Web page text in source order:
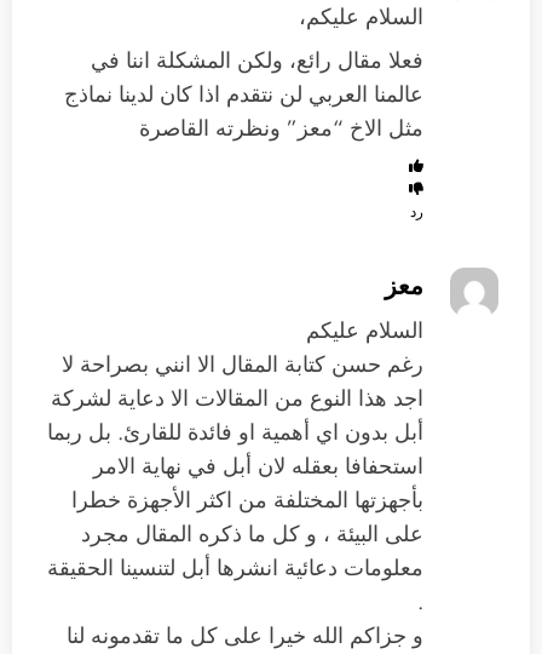
السلام عليكم،
فعلا مقال رائع، ولكن المشكلة اننا في
عالمنا العربي لن نتقدم اذا كان لدينا نماذج
مثل الاخ “معز” ونظرته القاصرة
رد
معز
السلام عليكم
رغم حسن كتابة المقال الا انني بصراحة لا
اجد هذا النوع من المقالات الا دعاية لشركة
أبل بدون اي أهمية او فائدة للقارئ. بل ربما
استحفافا بعقله لان أبل في نهاية الامر
بأجهزتها المختلفة من اكثر الأجهزة خطرا
على البيئة ، و كل ما ذكره المقال مجرد
معلومات دعائية انشرها أبل لتنسينا الحقيقة
.
و جزاكم الله خيرا على كل ما تقدمونه لنا